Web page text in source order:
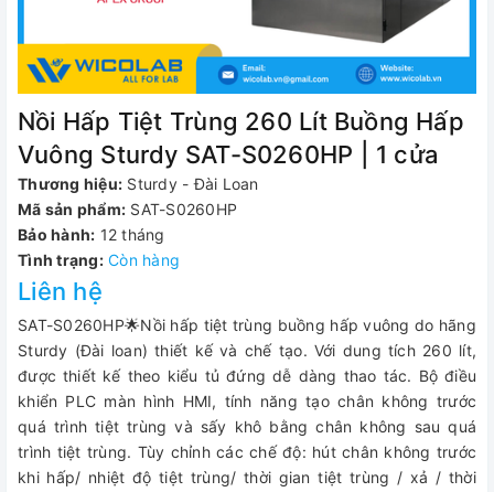
Nồi Hấp Tiệt Trùng 260 Lít Buồng Hấp
Vuông Sturdy SAT-S0260HP | 1 cửa
Thương hiệu: Sturdy - Đài Loan
Mã sản phẩm: SAT-S0260HP
Bảo hành: 12 tháng
Tình trạng: Còn hàng
Liên hệ
SAT-S0260HP🌟Nồi hấp tiệt trùng buồng hấp vuông do hãng
Sturdy (Đài loan) thiết kế và chế tạo. Với dung tích 260 lít,
được thiết kế theo kiểu tủ đứng dễ dàng thao tác. Bộ điều
khiển PLC màn hình HMI, tính năng tạo chân không trước
quá trình tiệt trùng và sấy khô bằng chân không sau quá
trình tiệt trùng. Tùy chỉnh các chế độ: hút chân không trước
khi hấp/ nhiệt độ tiệt trùng/ thời gian tiệt trùng / xả / thời